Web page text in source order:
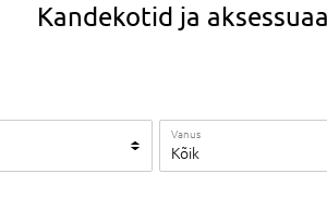
Kandekotid ja
Vanus
Kõik